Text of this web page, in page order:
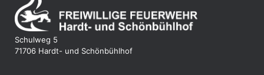
Schulweg 5
71706 Hardt- und Schönbühlhof